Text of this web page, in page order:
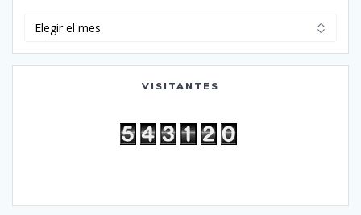
VISITANTES